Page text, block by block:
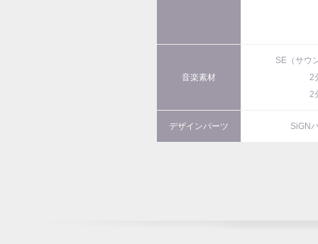
音楽素材
SE（サウ
2
2
デザインパーツ SiGN